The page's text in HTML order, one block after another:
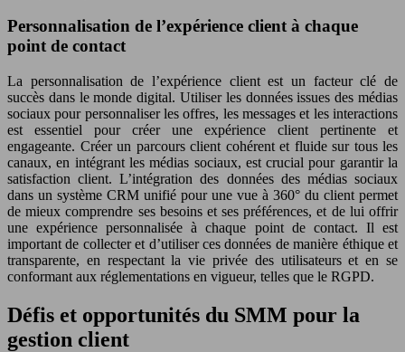
Personnalisation de l’expérience client à chaque
point de contact
La personnalisation de l’expérience client est un facteur clé de
succès dans le monde digital. Utiliser les données issues des médias
sociaux pour personnaliser les offres, les messages et les interactions
est essentiel pour créer une expérience client pertinente et
engageante. Créer un parcours client cohérent et fluide sur tous les
canaux, en intégrant les médias sociaux, est crucial pour garantir la
satisfaction client. L’intégration des données des médias sociaux
dans un système CRM unifié pour une vue à 360° du client permet
de mieux comprendre ses besoins et ses préférences, et de lui offrir
une expérience personnalisée à chaque point de contact. Il est
important de collecter et d’utiliser ces données de manière éthique et
transparente, en respectant la vie privée des utilisateurs et en se
conformant aux réglementations en vigueur, telles que le RGPD.
Défis et opportunités du SMM pour la
gestion client